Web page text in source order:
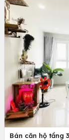
Bán căn hộ tầng